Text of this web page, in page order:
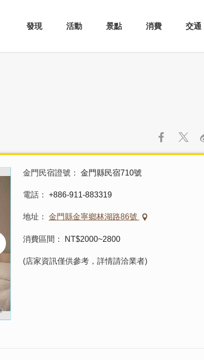
發現
活動 景點 消費 交通
金門民宿證號 金門縣民宿710號
電話 +886-911-883319
地址 金門縣金寧鄉林湖路86號
消費區間 NT$2000~2800
(店家資訊僅供參考，詳情請洽業者)